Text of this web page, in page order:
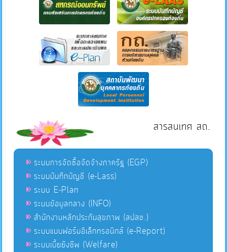
สารสนเทศ สถ.
ระบบการจัดซื้อจัดจ้างภาครัฐ (EGP)
ระบบบันทึกบัญชี (e-Lass)
ระบบ E-Plan
ระบบข้อมูลกลาง (INFO)
สำนักงานหลักประกันสุขภาพ (สปสช.)
ระบบแบบฟอร์มอิเล็กทรอนิกส์ (e-Report)
ระบบเบี้ยยังชีพ (Welfare)